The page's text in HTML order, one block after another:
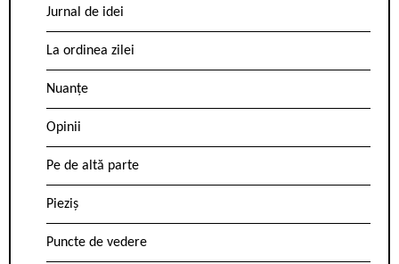
Jurnal de idei
La ordinea zilei
Nuanțe
Opinii
Pe de altă parte
Pieziș
Puncte de vedere